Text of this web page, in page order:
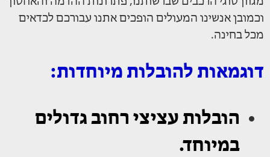
וכמובן אנשינו המעולים הופכים אתנו עבורכם לכדאים
מכל בחינה.
דוגמאות להובלות מיוחדות:
הובלות עציצי רחוב גדולים
במיוחד.